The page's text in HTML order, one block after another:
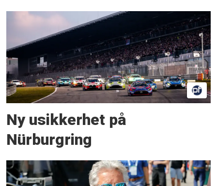
Ny usikkerhet på
Nürburgring